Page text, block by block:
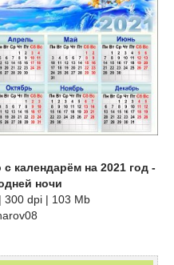
календарём на 2021 год -
ночи
300 dpi | 103 Mb